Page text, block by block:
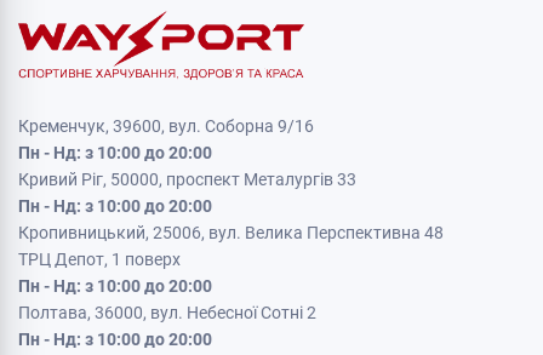
Кременчук, 39600, вул. Соборна 9/16
Пн - Нд: з 10:00 до 20:00
Кривий Ріг, 50000, проспект Металургів 33
Пн - Нд: з 10:00 до 20:00
Кропивницький, 25006, вул. Велика Перспективна 48
ТРЦ Депот, 1 поверх
Пн - Нд: з 10:00 до 20:00
Полтава, 36000, вул. Небесної Сотні 2
Пн - Нд: з 10:00 до 20:00